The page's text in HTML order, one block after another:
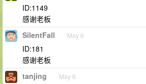
ID:1149
感谢老板
SilentFall May 6
ID:181
感谢老板
tanjing May 6